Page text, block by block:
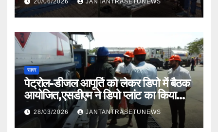
20/06/2026 JANTANTRASETUNEWS
सागर
पेट्रोल-डीजल आपूर्ति को लेकर डिपो में बैठक
आयोजित,एसडीएम ने डिपो प्लांट का किया
निरीक्षण
28/03/2026 JANTANTRASETUNEWS